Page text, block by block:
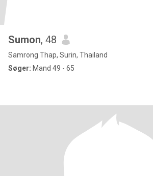
Sumon, 48
Samrong Thap, Surin, Thailand
Søger: Mand 49 - 65